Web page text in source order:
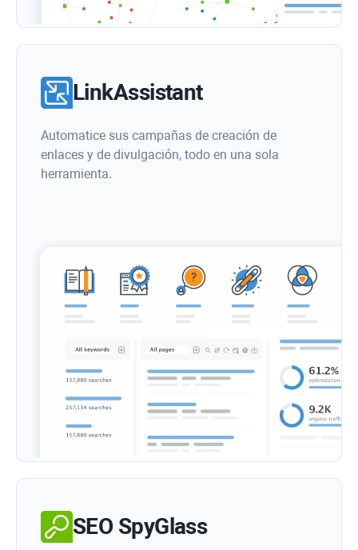
LinkAssistant
Automatice sus campañas de creación de
enlaces y de divulgación, todo en una sola
herramienta.
SEO SpyGlass